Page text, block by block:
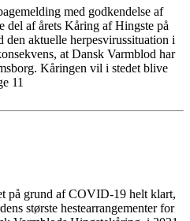
med godkendelse af
del af årets Kåring af Hingste på
aktuelle herpesvirussituation i
at Dansk Varmblod har
Kåringen vil i stedet blive
11
på grund af COVID-19 helt klart,
største hestearrangementer for